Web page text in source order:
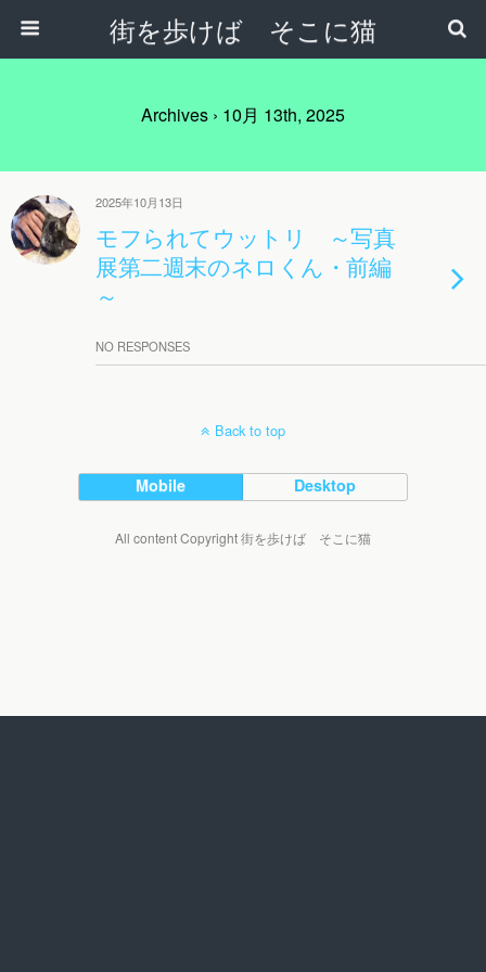
街を歩けば そこに猫
Archives › 10月 13th, 2025
2025年10月13日
モフられてウットリ ～写真
展第二週末のネロくん・前編
～
NO RESPONSES
Back to top
Mobile Desktop
All content Copyright 街を歩けば そこに猫